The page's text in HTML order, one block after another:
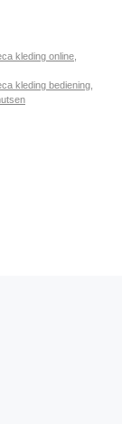
kleding online
kleding bediening